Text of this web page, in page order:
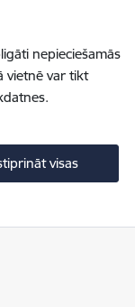
nepieciešamās
vietnē var tikt
visas